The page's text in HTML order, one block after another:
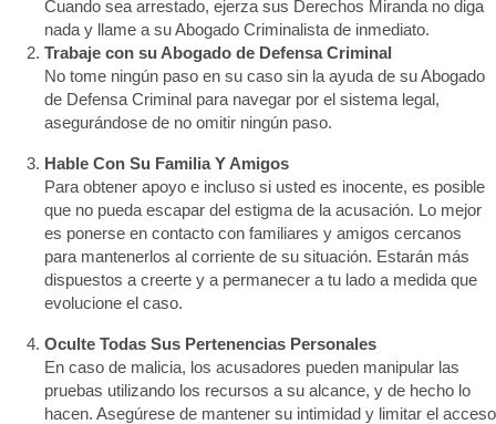
Cuando sea arrestado, ejerza sus Derechos Miranda no diga
nada y llame a su Abogado Criminalista de inmediato.
Trabaje con su Abogado de Defensa Criminal
No tome ningún paso en su caso sin la ayuda de su Abogado
de Defensa Criminal para navegar por el sistema legal,
asegurándose de no omitir ningún paso.
Hable Con Su Familia Y Amigos
Para obtener apoyo e incluso si usted es inocente, es posible
que no pueda escapar del estigma de la acusación. Lo mejor
es ponerse en contacto con familiares y amigos cercanos
para mantenerlos al corriente de su situación. Estarán más
dispuestos a creerte y a permanecer a tu lado a medida que
evolucione el caso.
Oculte Todas Sus Pertenencias Personales
En caso de malicia, los acusadores pueden manipular las
pruebas utilizando los recursos a su alcance, y de hecho lo
hacen. Asegúrese de mantener su intimidad y limitar el acceso